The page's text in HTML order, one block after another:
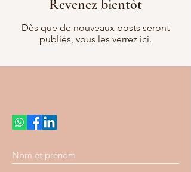
Revenez bientôt
Dès que de nouveaux posts seront
publiés, vous les verrez ici.